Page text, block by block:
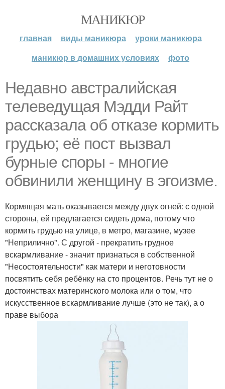
МАНИКЮР
главная виды маникюра
уроки маникюра
маникюр в домашних условиях
фото
Недавно австралийская
телеведущая Мэдди Райт
рассказала об отказе кормить
грудью; её пост вызвал
бурные споры - многие
обвинили женщину в эгоизме.
Кормящая мать оказывается между двух огней: с одной
стороны, ей предлагается сидеть дома, потому что
кормить грудью на улице, в метро, магазине, музее
"Неприлично". С другой - прекратить грудное
вскармливание - значит признаться в собственной
"Несостоятельности" как матери и неготовности
посвятить себя ребёнку на сто процентов. Речь тут не о
достоинствах материнского молока или о том, что
искусственное вскармливание лучше (это не так), а о
праве выбора